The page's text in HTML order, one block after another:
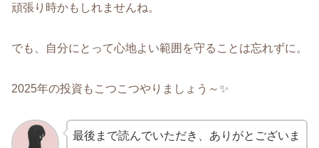
頑張り時かもしれませんね。
でも、自分にとって心地よい範囲を守ることは忘れずに。
2025年の投資もこつこつやりましょう～✨
最後まで読んでいただき、ありがとございま